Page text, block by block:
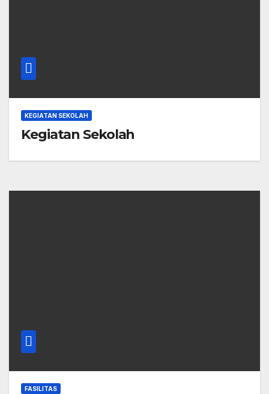
KEGIATAN SEKOLAH
Kegiatan Sekolah
FASILITAS